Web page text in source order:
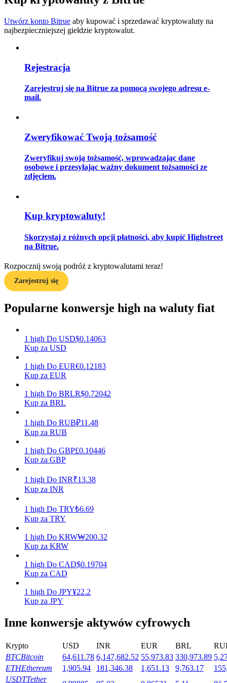
Strategie handlowe
Dowiedz się, jak zachować rentowność
Zarabiać
Mocna Świnka
Stawianie
Wysokie zyski i natychmiastowy dostęp
Elastyczne stawianie zakładów, aby zarabiać na popularnych
Utwórz konto Bitrue aby kupować i sprzedawać kryptowaluty na
najbezpieczniejszej giełdzie kryptowalut.
Rejestracja
Zarejestruj się na Bitrue za pomocą swojego adresu e-
mail.
Zweryfikować Twoją tożsamość
Zweryfikuj swoją tożsamość, wprowadzając dane
osobowe i przesyłając ważny dokument tożsamości ze
zdjęciem.
Kup kryptowaluty!
Skorzystaj z różnych opcji płatności, aby kupić Highstreet
na Bitrue.
Rozpocznij swoją podróż z kryptowalutami teraz!
Zarejestruj się
Popularne konwersje high na waluty fiat
1 high Do USD$0.14063
Kup za USD
1 high Do EUR€0.12183
Kup za EUR
1 high Do BRLR$0.72042
Kup za BRL
1 high Do RUB₽11.48
Kup za RUB
1 high Do GBP£0.10446
Kup za GBP
1 high Do INR₹13.38
Kup za INR
1 high Do TRY₺6.69
Kup za TRY
1 high Do KRW₩200.32
Kup za KRW
1 high Do CAD$0.19704
Kup za CAD
1 high Do JPY¥22.2
Kup za JPY
Inne konwersje aktywów cyfrowych
Krypto USD INR EUR BRL
BTCBitcoin 64,611.78 6,147,682.52 55,973.83 330,973.89
ETHEthereum 1,905.94 181,346.38 1,651.13 9,763.17
USDTTether